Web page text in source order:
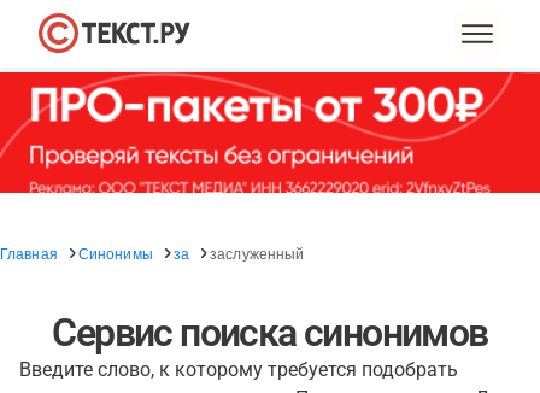
Главная Синонимы за заслуженный
Сервис поиска синонимов
Введите слово, к которому требуется подобрать